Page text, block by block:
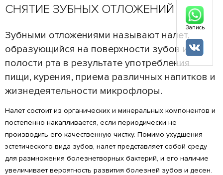
СНЯТИЕ ЗУБНЫХ ОТЛОЖЕНИЙ
Зубными отложениями называют налет,
образующийся на поверхности зубов и в
полости рта в результате употребления
пищи, курения, приема различных напитков и
жизнедеятельности микрофлоры.
Налет состоит из органических и минеральных компонентов и
постепенно накапливается, если периодически не
производить его качественную чистку. Помимо ухудшения
эстетического вида зубов, налет представляет собой среду
для размножения болезнетворных бактерий, и его наличие
увеличивает вероятность развития болезней зубов и десен.
Запись